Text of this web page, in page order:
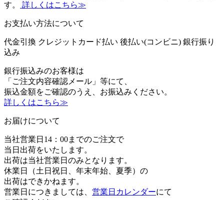
す。
詳しくはこちら≫
お支払い方法について
代金引換 クレジットカード払い 後払い(コンビニ) 銀行振り
込み
銀行振込みのお客様は
「ご注文内容確認メール」等にて、
振込金額をご確認のうえ、お振込みください。
詳しくはこちら≫
お届けについて
当社営業日14：00までのご注文で
当日出荷をいたします。
出荷は当社営業日のみとなります。
休業日（土日祝日、年末年始、夏季）の
出荷はできかねます。
営業日につきましては、 営業日カレンダーにて